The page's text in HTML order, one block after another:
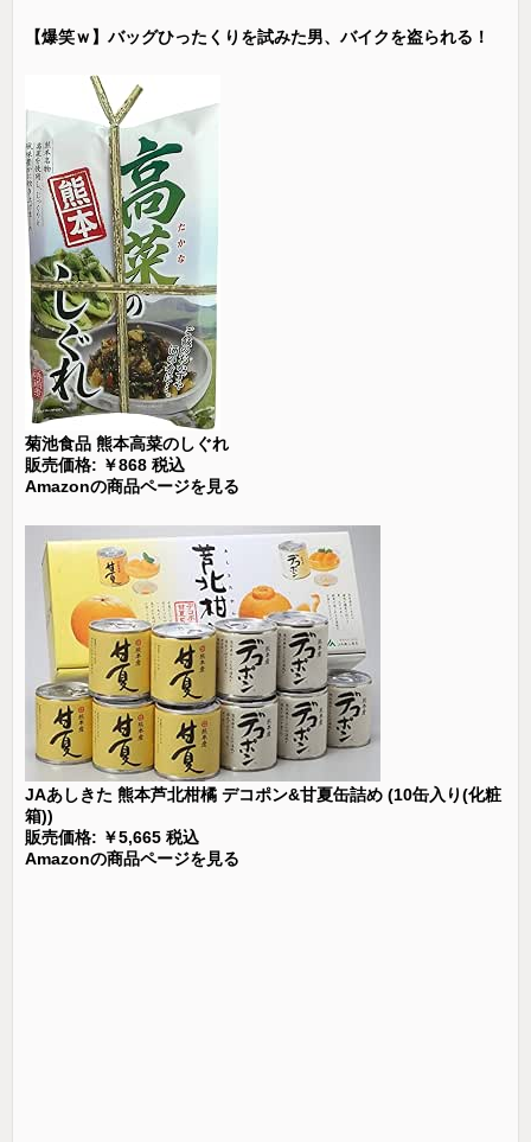
【爆笑ｗ】バッグひったくりを試みた男、バイクを盗られる！
菊池食品 熊本高菜のしぐれ
販売価格: ￥868 税込
Amazonの商品ページを見る
JAあしきた 熊本芦北柑橘 デコポン&甘夏缶詰め (10缶入り(化粧
箱))
販売価格: ￥5,665 税込
Amazonの商品ページを見る